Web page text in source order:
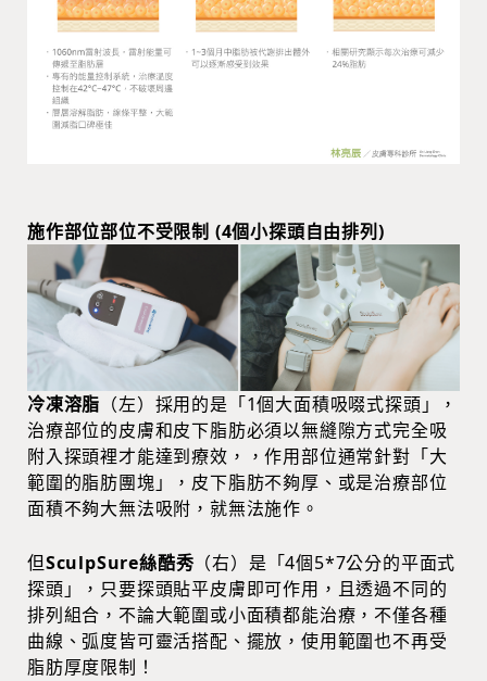
施作部位部位不受限制 (4個小探頭自由排列)
冷凍溶脂 （左）採用的是「1個大面積吸啜式探頭」，
治療部位的皮膚和皮下脂肪必須以無縫隙方式完全吸
附入探頭裡才能達到療效，，作用部位通常針對「大
範圍的脂肪團塊」，皮下脂肪不夠厚、或是治療部位
面積不夠大無法吸附，就無法施作。
但SculpSure絲酷秀 （右）是「4個5*7公分的平面式
探頭」，只要探頭貼平皮膚即可作用，且透過不同的
排列組合，不論大範圍或小面積都能治療，不僅各種
曲線、弧度皆可靈活搭配、擺放，使用範圍也不再受
脂肪厚度限制！